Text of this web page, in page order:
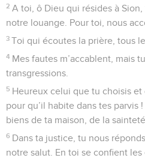
2 A toi, ô Dieu qui résides à
notre louange. Pour toi, nous
3 Toi qui écoutes la prière, tous
4 Mes fautes m’accablent, mais
transgressions.
5 Heureux celui que tu choisis
pour qu’il habite dans tes parvis
biens de ta maison, de la
6 Dans ta justice, tu nous
notre salut. En toi se confient